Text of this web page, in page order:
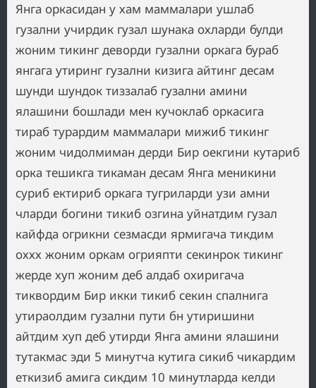
Янга оркасидан у хам маммалари ушлаб
гузални учирдик гузал шунака охларди булди
жоним тикинг деворди гузални оркага бураб
янгага утиринг гузални кизига айтинг десам
шунди шундок тиззалаб гузални амини
ялашини бошлади мен кучоклаб оркасига
тираб турардим маммалари мижиб тикинг
жоним чидолмиман дерди Бир оекгини кутариб
орка тешикга тикаман десам Янга меникини
суриб ектириб оркага тугриларди узи амни
чларди богини тикиб озгина уйнатдим гузал
кайфда огрикни сезмасди ярмигача тикдим
оххх жоним оркам огрияпти секинрок тикинг
жерде хуп жоним деб алдаб охиригача
тиквордим Бир икки тикиб секин спалнига
утираолдим гузални пути бн утиришини
айтдим хуп деб утирди Янга амини ялашини
тутакмас эди 5 минутча кутига сикиб чикардим
еткизиб амига сикдим 10 минутларда келди